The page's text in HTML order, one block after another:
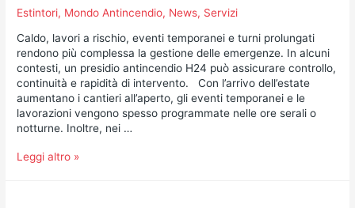
Estintori, Mondo Antincendio, News, Servizi
Caldo, lavori a rischio, eventi temporanei e turni prolungati
rendono più complessa la gestione delle emergenze. In alcuni
contesti, un presidio antincendio H24 può assicurare controllo,
continuità e rapidità di intervento. Con l’arrivo dell’estate
aumentano i cantieri all’aperto, gli eventi temporanei e le
lavorazioni vengono spesso programmate nelle ore serali o
notturne. Inoltre, nei …
Leggi altro »